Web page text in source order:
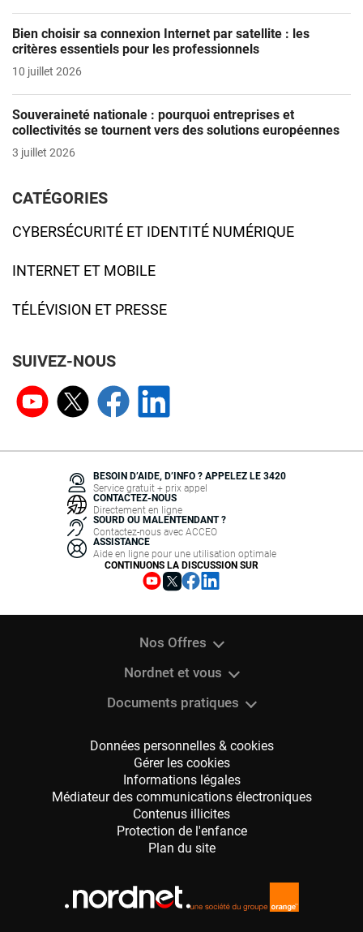
Bien choisir sa connexion Internet par satellite : les
critères essentiels pour les professionnels
10 juillet 2026
Souveraineté nationale : pourquoi entreprises et
collectivités se tournent vers des solutions européennes
3 juillet 2026
CATÉGORIES
CYBERSÉCURITÉ ET IDENTITÉ NUMÉRIQUE
INTERNET ET MOBILE
TÉLÉVISION ET PRESSE
SUIVEZ-NOUS